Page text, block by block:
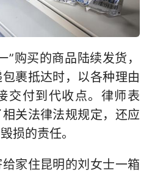
”购买的商品陆续发货，
裹抵达时，以各种理由
交付到代收点。律师表
关法律法规规定，还应
损的责任。
家住昆明的刘女士一箱